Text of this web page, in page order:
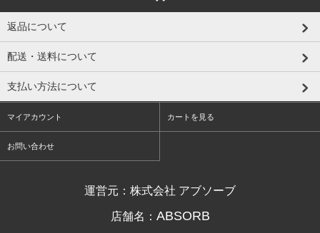
返品について
配送・送料について
支払い方法について
マイアカウント カートを見る
お問い合わせ
運営元：株式会社 アブソーブ
店舗名： ABSORB